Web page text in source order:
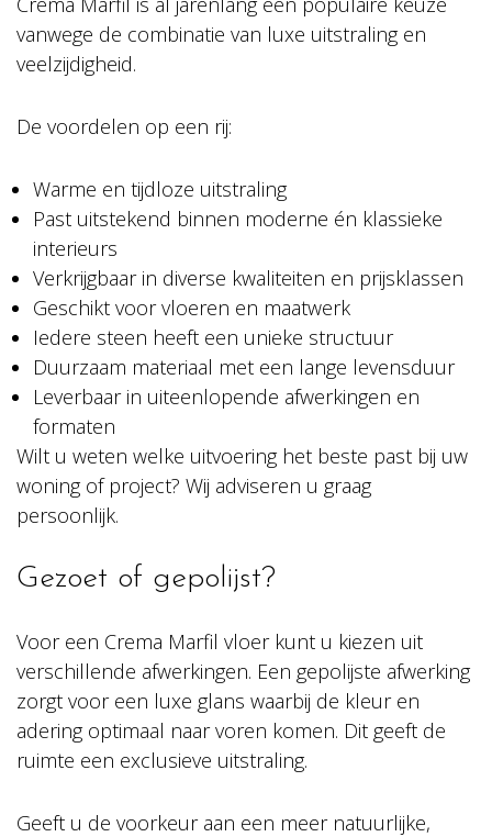
vanwege de combinatie van luxe uitstraling en
veelzijdigheid.
De voordelen op een rij:
Warme en tijdloze uitstraling
Past uitstekend binnen moderne én klassieke
interieurs
Verkrijgbaar in diverse kwaliteiten en prijsklassen
Geschikt voor vloeren en maatwerk
Iedere steen heeft een unieke structuur
Duurzaam materiaal met een lange levensduur
Leverbaar in uiteenlopende afwerkingen en
formaten
Wilt u weten welke uitvoering het beste past bij uw
woning of project? Wij adviseren u graag
persoonlijk.
Gezoet of gepolijst?
Voor een Crema Marfil vloer kunt u kiezen uit
verschillende afwerkingen. Een gepolijste afwerking
zorgt voor een luxe glans waarbij de kleur en
adering optimaal naar voren komen. Dit geeft de
ruimte een exclusieve uitstraling.
Geeft u de voorkeur aan een meer natuurlijke,